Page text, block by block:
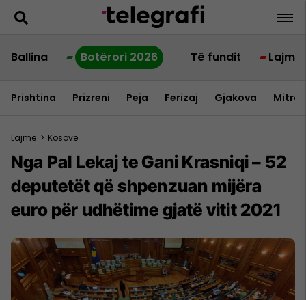
Ballina Botërori 2026 Të fundit Lajme
Prishtina Prizreni Peja Ferizaj Gjakova
Lajme > Kosovë
Nga Pal Lekaj te Gani Krasniqi – 52
deputetët që shpenzuan mijëra
euro për udhëtime gjatë vitit 2021